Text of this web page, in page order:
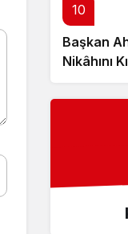
10
Başkan
Nikâhını